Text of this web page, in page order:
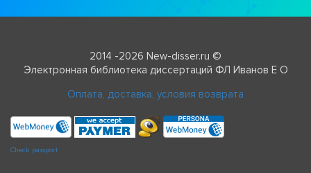
2014 -2026 New-disser.ru ©
Электронная библиотека диссертаций ФЛ Иванов Е О
Оплата, доставка, условия возврата
Check passport